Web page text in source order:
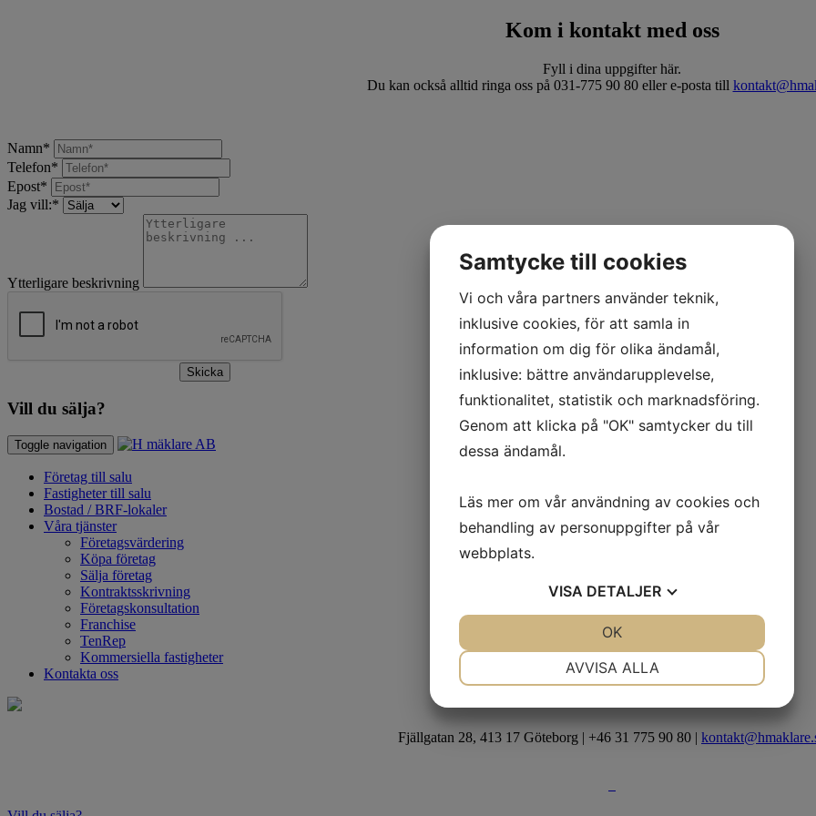
Kom i kontakt med oss
Fyll i dina uppgifter här.
Du kan också alltid ringa oss på 031-775 90 80 eller e-posta till
Namn*
Telefon*
Epost*
Jag vill:*
Ytterligare beskrivning
Skicka
Vill du sälja?
Toggle navigation
Företag till salu
Fastigheter till salu
Bostad / BRF-lokaler
Våra tjänster
Företagsvärdering
Köpa företag
Sälja företag
Kontraktsskrivning
Företagskonsultation
Franchise
TenRep
Kommersiella fastigheter
Kontakta oss
Fjällgatan 28, 413 17 Göteborg | +46 31 775 90 80 |
Samtycke till cookies
Vi och våra partners använder teknik,
inklusive cookies, för att samla in
information om dig för olika ändamål,
inklusive: bättre användarupplevelse,
funktionalitet, statistik och marknadsföring.
Genom att klicka på "OK" samtycker du till
dessa ändamål.
Läs mer om vår användning av cookies och
behandling av personuppgifter på vår
webbplats.
VISA DETALJER
AVVISA ALLA
OK